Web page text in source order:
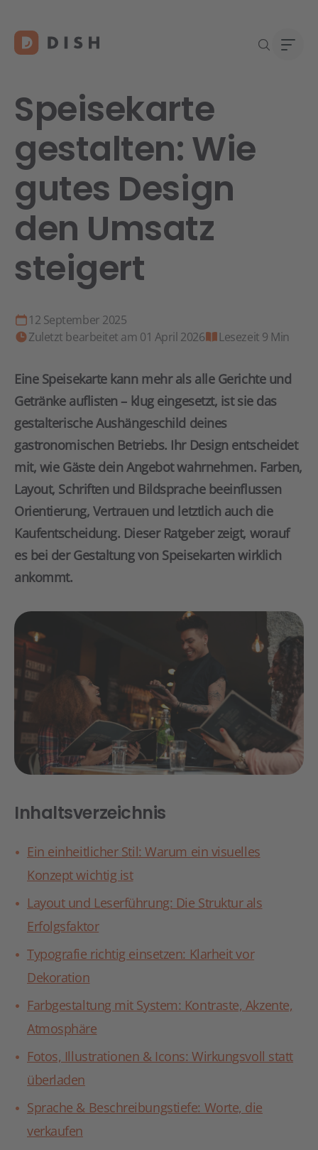
Speisekarte
gestalten: Wie
gutes Design
den Umsatz
steigert
12 September 2025
Zuletzt bearbeitet am 01 April 2026
Lesezeit 9 Min
Eine Speisekarte kann mehr als alle Gerichte und
Getränke auflisten – klug eingesetzt, ist sie das
gestalterische Aushängeschild deines
gastronomischen Betriebs. Ihr Design entscheidet
mit, wie Gäste dein Angebot wahrnehmen. Farben,
Layout, Schriften und Bildsprache beeinflussen
Orientierung, Vertrauen und letztlich auch die
Kaufentscheidung. Dieser Ratgeber zeigt, worauf
es bei der Gestaltung von Speisekarten wirklich
ankommt.
Inhaltsverzeichnis
Ein einheitlicher Stil: Warum ein visuelles
Konzept wichtig ist
Layout und Leserführung: Die Struktur als
Erfolgsfaktor
Typografie richtig einsetzen: Klarheit vor
Dekoration
Farbgestaltung mit System: Kontraste, Akzente,
Atmosphäre
Fotos, Illustrationen & Icons: Wirkungsvoll statt
überladen
Sprache & Beschreibungstiefe: Worte, die
verkaufen